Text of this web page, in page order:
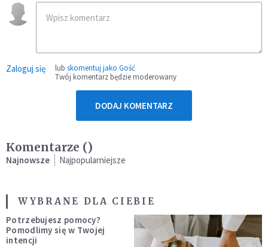
Zaloguj się lub skomentuj jako Gość
Twój komentarz będzie moderowany
DODAJ KOMENTARZ
Komentarze ()
Najnowsze Najpopularniejsze
WYBRANE DLA CIEBIE
Potrzebujesz pomocy?
Pomodlimy się w Twojej
intencji